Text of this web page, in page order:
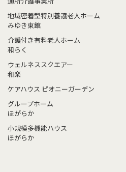
地域密着型特別養護老人ホーム
みゆき東館
介護付き有料老人ホーム
和らく
ウェルネススクエアー
和楽
ケアハウス ピオニーガーデン
グループホーム
ほがらか
小規模多機能ハウス
ほがらか